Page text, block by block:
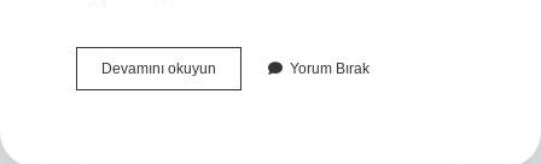
Devamını okuyun Astronominin
Babası
Yorum Bırak